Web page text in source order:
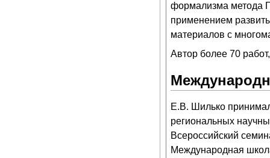
формализма метода
применением
материалов с
Автор более 70
Е.В. Шилько
региональных
Всероссийский
Международная